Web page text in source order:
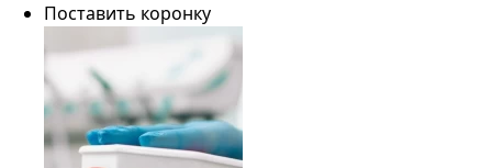
Поставить коронку